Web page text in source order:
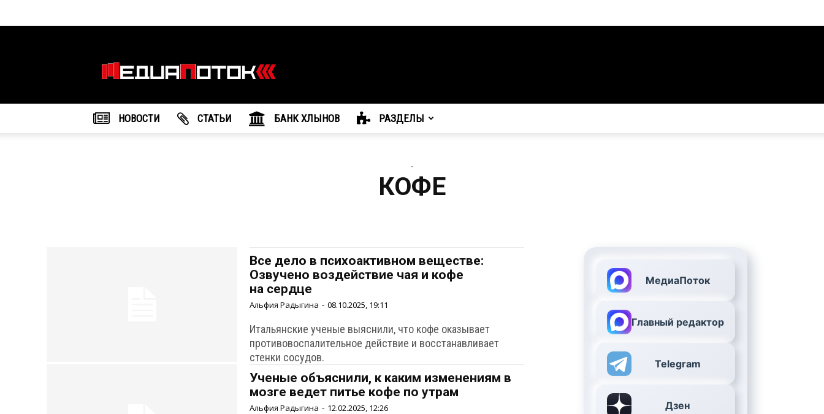
агентство
"МедиаПоток"
НОВОСТИ CТАТЬИ БАНК ХЛЫНОВ РАЗДЕЛЫ
-
КОФЕ
Все дело в психоактивном веществе:
Озвучено воздействие чая и кофе
на сердце
Альфия Радыгина - 08.10.2025, 19:11
Итальянские ученые выяснили, что кофе оказывает
противовоспалительное действие и восстанавливает
стенки сосудов.
Ученые объяснили, к каким изменениям в
мозге ведет питье кофе по утрам
Альфия Радыгина - 12.02.2025, 12:26
МедиаПоток
Главный редактор
Telegram
Дзен